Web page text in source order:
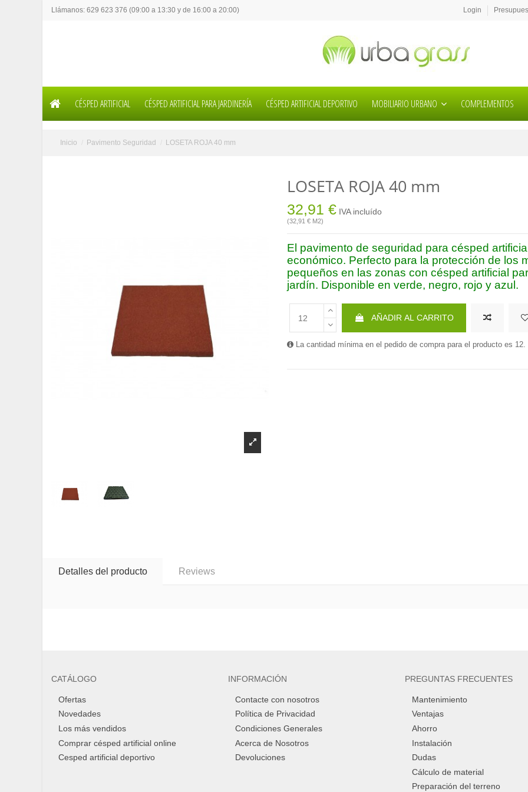
Llámanos: 629 623 376 (09:00 a 13:30 y de 16:00 a 20:00) Login
CÉSPED ARTIFICIAL CÉSPED ARTIFICIAL PARA JARDINERÍA CÉSPED ARTIFICIAL DEPORTIVO MOBILIARIO URBANO COMPLEMENTOS
Inicio Pavimento Seguridad LOSETA ROJA 40 mm
LOSETA ROJA 40 mm
32,91 €IVA incluído
(32,91 € M2)
E l pavimento de seguridad para césped
económico. Perfecto para la protección de los
pequeños en las zonas con césped artificial
jardín. Disponible en verde, negro, rojo y azul.
AÑADIR AL CARRITO
La cantidad mínima en el pedido de compra para el producto es 12.
Detalles del producto Reviews
CATÁLOGO
Ofertas
Novedades
Los más vendidos
Comprar césped artificial online
Cesped artificial deportivo
INFORMACIÓN
Contacte con nosotros
Política de Privacidad
Condiciones Generales
Acerca de Nosotros
Devoluciones
PREGUNTAS FRECUENTES
Mantenimiento
Ventajas
Ahorro
Instalación
Dudas
Cálculo de material
Preparación del terreno